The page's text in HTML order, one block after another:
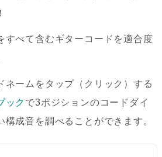
すべて含むギターコードを適合度
ネームをタップ（クリック）する
ック で3ポジションのコードダイ
構成音を調べることができます。